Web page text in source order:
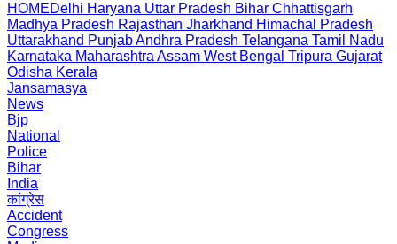
HOMEDelhi Haryana Uttar Pradesh Bihar Chhattisgarh
Madhya Pradesh Rajasthan Jharkhand Himachal Pradesh
Uttarakhand PunjabAndhra Pradesh Telangana Tamil Nadu
Karnataka Maharashtra Assam West Bengal Tripura Gujarat
Odisha Kerala
Jansamasya
News
Bjp
National
Police
Bihar
India
कांग्रेस
Accident
Congress